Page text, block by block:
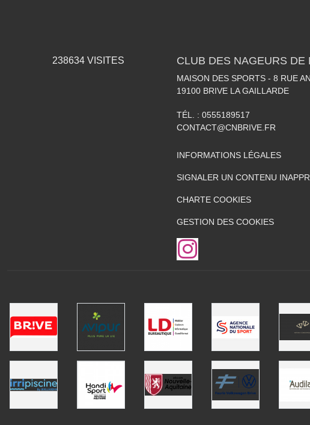
238634 VISITES CLUB DES NAGEURS DE
MAISON DES SPORTS - 8 RUE
19100 BRIVE LA GAILLARDE
TÉL. : 0555189517
CONTACT@CNBRIVE.FR
INFORMATIONS LÉGALES
SIGNALER UN CONTENU
CHARTE COOKIES
GESTION DES COOKIES